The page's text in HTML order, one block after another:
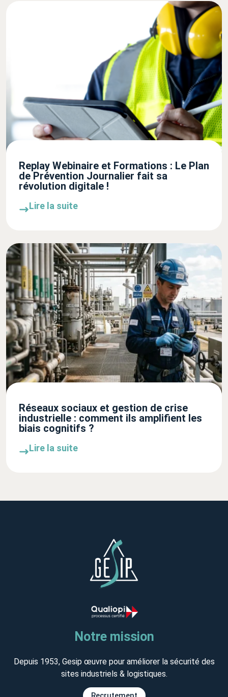
Replay Webinaire et Formations : Le Plan
de Prévention Journalier fait sa
révolution digitale !
Lire la suite
Réseaux sociaux et gestion de crise
industrielle : comment ils amplifient les
biais cognitifs ?
Lire la suite
Notre mission
Depuis 1953, Gesip œuvre pour améliorer la sécurité des
sites industriels & logistiques.